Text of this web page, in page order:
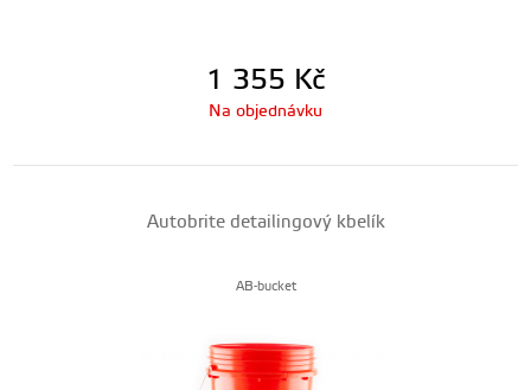
1 355 Kč
Na objednávku
Autobrite detailingový kbelík
AB-bucket